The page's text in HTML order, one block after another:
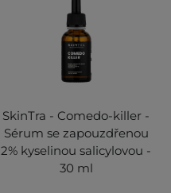
SkinTra - Comedo-killer -
Sérum se zapouzdřenou
2% kyselinou salicylovou -
30 ml